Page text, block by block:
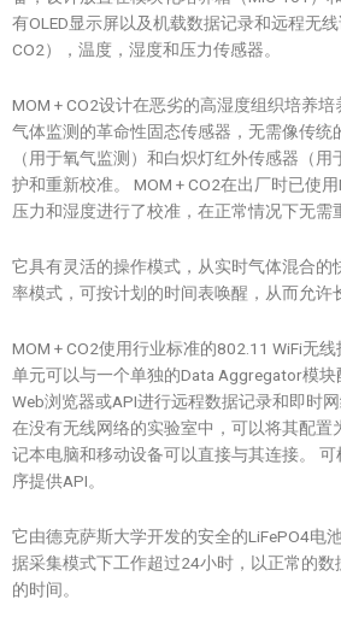
有OLED显示屏以及机载数据记录和远程无
CO2），温度，湿度和压力传感器。
MOM + CO2设计在恶劣的高湿度组织培养
气体监测的革命性固态传感器，无需像传统
（用于氧气监测）和白炽灯红外传感器（
护和重新校准。 MOM + CO2在出厂时已使
压力和湿度进行了校准，在正常情况下无需
它具有灵活的操作模式，从实时气体混合的
率模式，可按计划的时间表唤醒，从而允许
MOM + CO2使用行业标准的802.11 WiFi无
单元可以与一个单独的Data Aggregator模
Web浏览器或API进行远程数据记录和即时
在没有无线网络的实验室中，可以将其配置
记本电脑和移动设备可以直接与其连接。
序提供API。
它由德克萨斯大学开发的安全的LiFePO4电
据采集模式下工作超过24小时，以正常的数
的时间。